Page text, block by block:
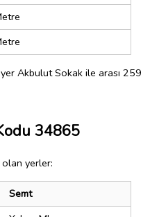
yer Akbulut Sokak ile arası 259
34865
yerler:
Semt